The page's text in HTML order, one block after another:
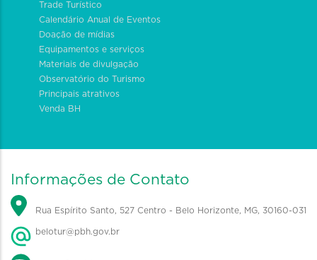
Trade Turístico
Calendário Anual de Eventos
Doação de mídias
Equipamentos e serviços
Materiais de divulgação
Observatório do Turismo
Principais atrativos
Venda BH
Informações de Contato
Rua Espírito Santo, 527 Centro - Belo Horizonte, MG, 30160-031
belotur@pbh.gov.br